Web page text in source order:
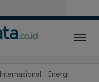
Internasional Energi